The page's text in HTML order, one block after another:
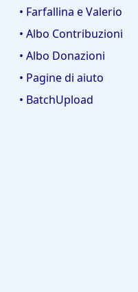
• Farfallina e Valerio
• Albo Contribuzioni
• Albo Donazioni
• Pagine di aiuto
• BatchUpload